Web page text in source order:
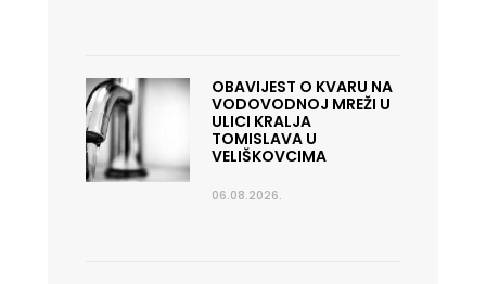
OBAVIJEST O KVARU NA
VODOVODNOJ MREŽI U
ULICI KRALJA
TOMISLAVA U
VELIŠKOVCIMA
06.08.2026.